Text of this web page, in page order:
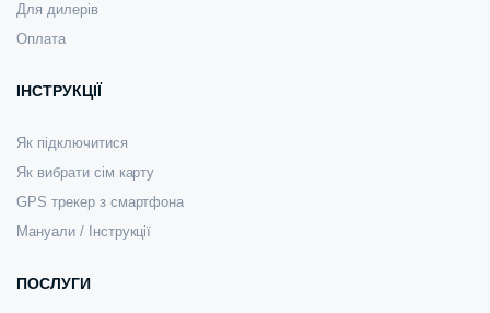
Для дилерів
Оплата
ІНСТРУКЦІЇ
Як підключитися
Як вибрати сім карту
GPS трекер з смартфона
Мануали / Інструкції
ПОСЛУГИ